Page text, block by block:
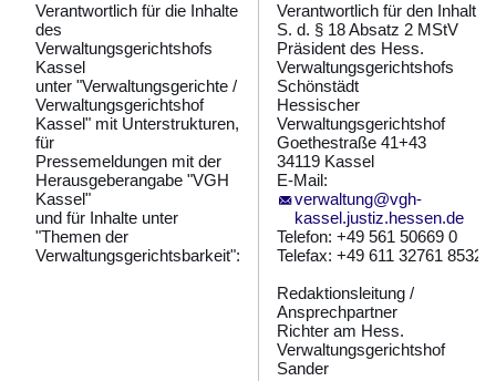
Verantwortlich für die Inhalte
des
Verwaltungsgerichtshofs
Kassel
unter "Verwaltungsgerichte /
Verwaltungsgerichtshof
Kassel" mit Unterstrukturen,
für
Pressemeldungen mit der
Herausgeberangabe "VGH
Kassel"
und für Inhalte unter
"Themen der
Verwaltungsgerichtsbarkeit":
Verantwortlich für den Inhalt i.
S. d. § 18 Absatz 2 MStV
Präsident des Hess.
Verwaltungsgerichtshofs
Schönstädt
Hessischer
Verwaltungsgerichtshof
Goethestraße 41+43
34119 Kassel
E-Mail:
verwaltung@vgh-
kassel.justiz.hessen.de
Telefon: +49 561 50669 0
Telefax: +49 611 32761 8532
Redaktionsleitung /
Ansprechpartner
Richter am Hess.
Verwaltungsgerichtshof
Sander